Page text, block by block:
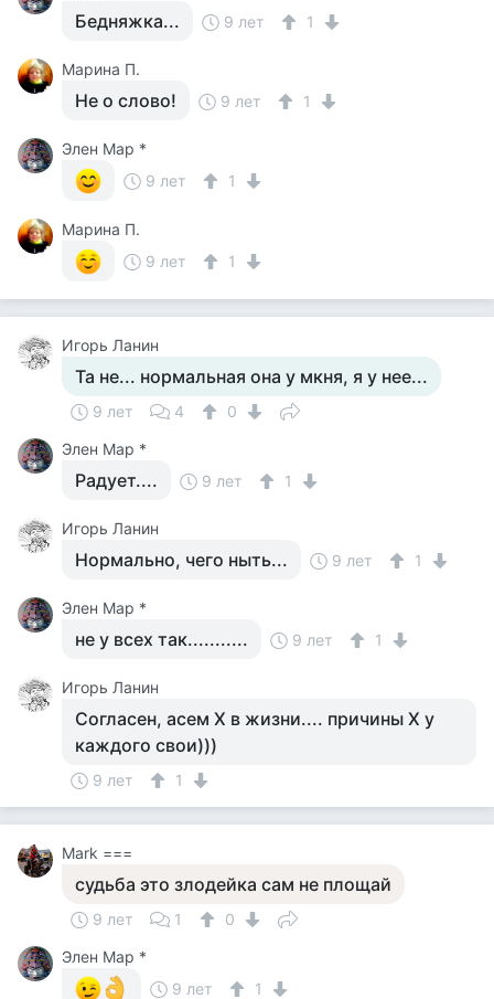
Бедняжка... 9 лет 1
Марина П.
Не о слово! 9 лет 1
Элен Мар *
9 лет
1
Марина П.
9 лет
1
Игорь Ланин
Та не... нормальная она у мкня, я у нее...
9 лет 4
0
Элен Мар *
Радует.... 9 лет 1
Игорь Ланин
Нормально, чего ныть... 9 лет 1
Элен Мар *
не у всех так........... 9 лет 1
Игорь Ланин
Согласен, асем Х в жизни.... причины Х у
каждого свои)))
9 лет 1
Mark ===
судьба это злодейка сам не площай
9 лет 1
0
Элен Мар *
9 лет
1